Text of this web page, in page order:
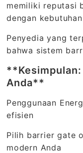
memiliki reputasi
dengan
Penyedia yang
bahwa sistem
**Kesimpulan:
Anda**
Penggunaan
efisien
Pilih barrier gate
modern Anda